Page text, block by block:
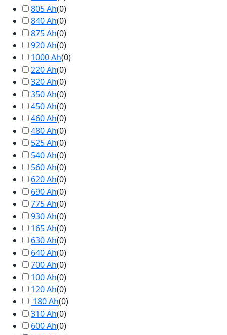
805 Ah(0)
840 Ah(0)
875 Ah(0)
920 Ah(0)
1000 Ah(0)
220 Ah(0)
320 Ah(0)
350 Ah(0)
450 Ah(0)
460 Ah(0)
480 Ah(0)
525 Ah(0)
540 Ah(0)
560 Ah(0)
620 Ah(0)
690 Ah(0)
775 Ah(0)
930 Ah(0)
165 Ah(0)
630 Ah(0)
640 Ah(0)
700 Ah(0)
100 Ah(0)
120 Ah(0)
180 Ah(0)
310 Ah(0)
600 Ah(0)